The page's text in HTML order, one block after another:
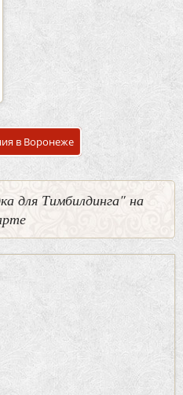
в Воронеже
для Тимбилдинга" на